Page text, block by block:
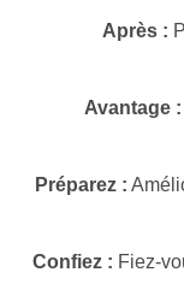
Après :
Avantage :
Préparez :
Confiez : Fiez-